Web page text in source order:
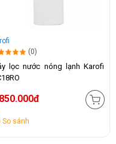
(0)
lọc nước nóng lạnh Karofi
So sánh